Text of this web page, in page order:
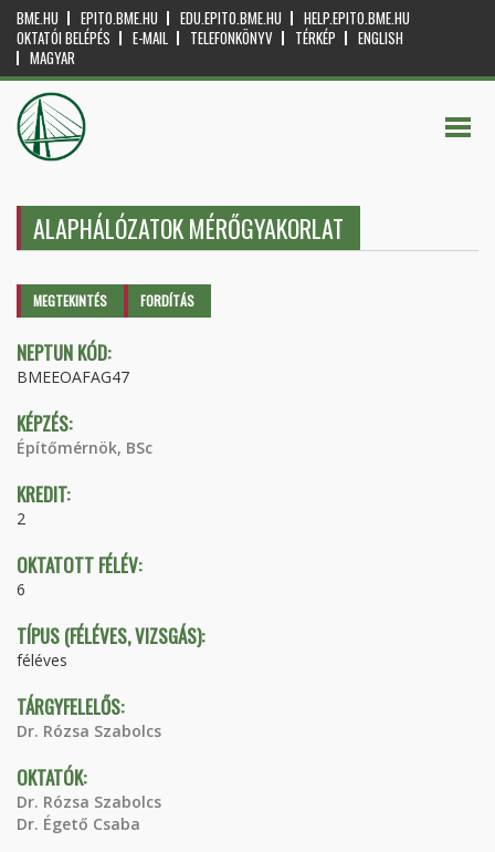
BME.HU EPITO.BME.HU EDU.EPITO.BME.HU
HELP.EPITO.BME.HU
OKTATÓI BELÉPÉS
E-MAIL TELEFONKÖNYV TÉRKÉP
ENGLISH
MAGYAR
ALAPHÁLÓZATOK MÉRŐGYAKORLAT
Elsődleges fülek
MEGTEKINTÉS (AKTÍVFORDÍTÁS
NEPTUN KÓD:
BMEEOAFAG47
KÉPZÉS:
Építőmérnök, BSc
KREDIT:
2
OKTATOTT FÉLÉV:
6
TÍPUS (FÉLÉVES, VIZSGÁS):
féléves
TÁRGYFELELŐS:
Dr. Rózsa Szabolcs
OKTATÓK:
Dr. Rózsa Szabolcs
Dr. Égető Csaba